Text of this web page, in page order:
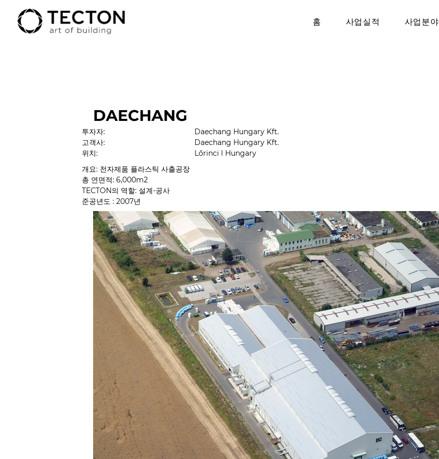
홈 사업실적 사업분야
DAECHANG
투자자:
고객사:
위치:
Daechang Hungary Kft.
Daechang Hungary Kft.
Lőrinci l Hungary
개요: 전자제품 플라스틱 사출공장
총 연면적: 6,000m2
TECTON의 역할: 설계-공사
준공년도 : 2007년